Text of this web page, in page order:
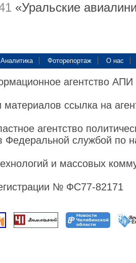
«Уральские
Аналитика Фоторепортаж О нас
агентство
материалов ссылка на
агентство
Федеральной службой по
и массовых
№ ФС77-82171